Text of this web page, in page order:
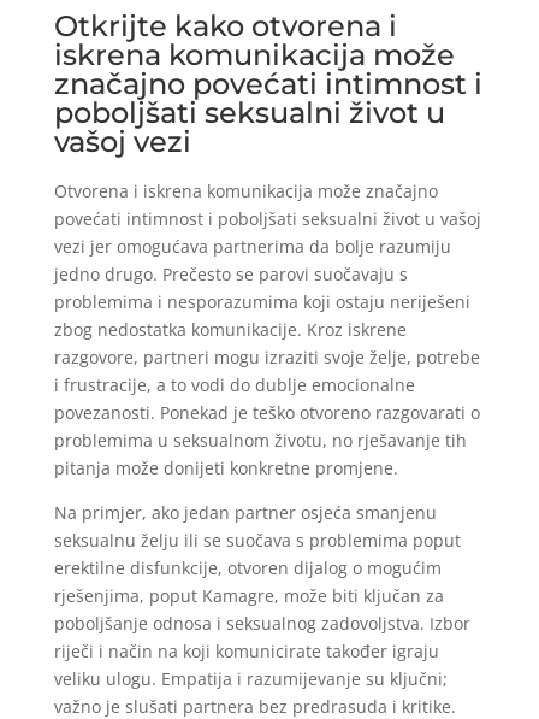
Otkrijte kako otvorena i
iskrena komunikacija može
značajno povećati intimnost i
poboljšati seksualni život u
vašoj vezi
Otvorena i iskrena komunikacija može značajno
povećati intimnost i poboljšati seksualni život u vašoj
vezi jer omogućava partnerima da bolje razumiju
jedno drugo. Prečesto se parovi suočavaju s
problemima i nesporazumima koji ostaju neriješeni
zbog nedostatka komunikacije. Kroz iskrene
razgovore, partneri mogu izraziti svoje želje, potrebe
i frustracije, a to vodi do dublje emocionalne
povezanosti. Ponekad je teško otvoreno razgovarati o
problemima u seksualnom životu, no rješavanje tih
pitanja može donijeti konkretne promjene.
Na primjer, ako jedan partner osjeća smanjenu
seksualnu želju ili se suočava s problemima poput
erektilne disfunkcije, otvoren dijalog o mogućim
rješenjima, poput Kamagre, može biti ključan za
poboljšanje odnosa i seksualnog zadovoljstva. Izbor
riječi i način na koji komunicirate također igraju
veliku ulogu. Empatija i razumijevanje su ključni;
važno je slušati partnera bez predrasuda i kritike.